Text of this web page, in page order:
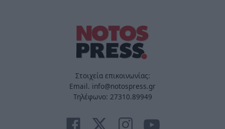
Στοιχεία επικοινωνίας:
Email. info@notospress.gr
Τηλέφωνο: 27310.89949